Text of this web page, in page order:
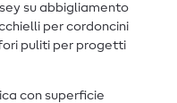
su abbigliamento
per cordoncini
puliti per progetti
con superficie